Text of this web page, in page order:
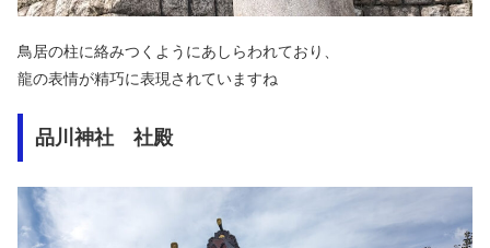
鳥居の柱に絡みつくようにあしらわれており、
龍の表情が精巧に表現されていますね
品川神社 社殿